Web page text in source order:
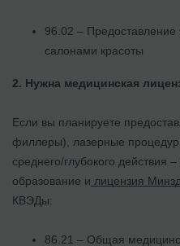
96.02 – Предоставление
салонами красоты
2. Нужна медицинская
Если вы планируете
филлеры), лазерные
среднего/глубокого действия
образование и лицензия
КВЭДы:
86.21 – Общая